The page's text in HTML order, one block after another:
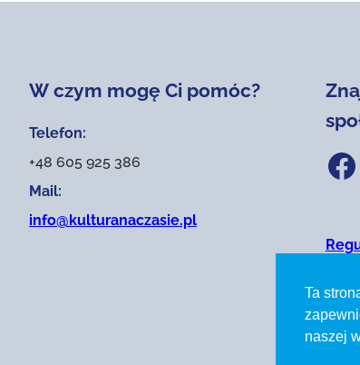
W czym mogę Ci pomóc?
Telefon:
+48 605 925 386
Mail:
info@kulturanaczasie.pl
Facebook
Ta
naszej